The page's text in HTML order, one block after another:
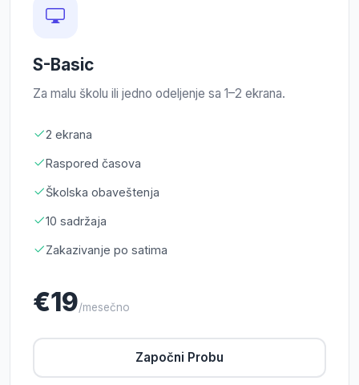
S-Basic
Za malu školu ili jedno odeljenje sa 1–2 ekrana.
2 ekrana
Raspored časova
Školska obaveštenja
10 sadržaja
Zakazivanje po satima
€19/mesečno
Započni Probu